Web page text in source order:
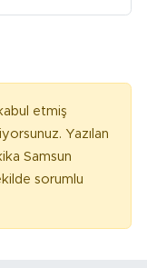
etmiş
Yazılan
Samsun
sorumlu